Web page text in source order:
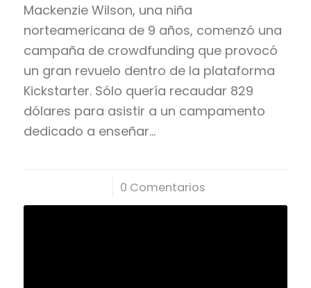
Mackenzie Wilson, una niña
norteamericana de 9 años, comenzó una
campaña de crowdfunding que provocó
un gran revuelo dentro de la plataforma
Kickstarter. Sólo quería recaudar 829
dólares para asistir a un campamento
dedicado a enseñar…
0 Comentarios